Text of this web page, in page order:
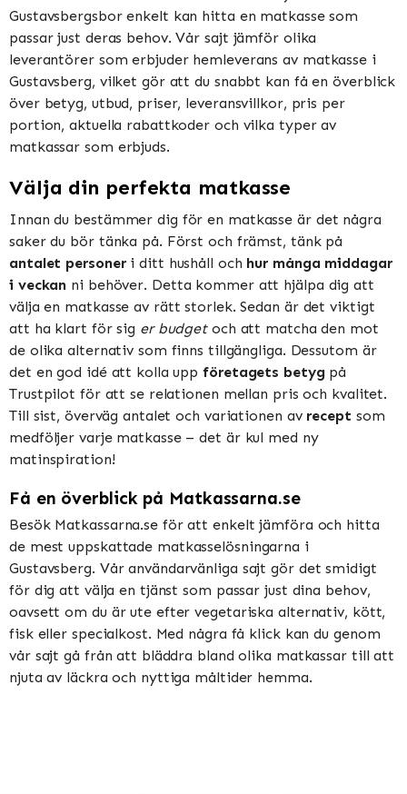
Gustavsbergsbor enkelt kan hitta en matkasse som
passar just deras behov. Vår sajt jämför olika
leverantörer som erbjuder hemleverans av matkasse i
Gustavsberg, vilket gör att du snabbt kan få en överblick
över betyg, utbud, priser, leveransvillkor, pris per
portion, aktuella rabattkoder och vilka typer av
matkassar som erbjuds.
Välja din perfekta matkasse
Innan du bestämmer dig för en matkasse är det några
saker du bör tänka på. Först och främst, tänk på
antalet personeri ditt hushåll och hur många middagar
i veckan ni behöver. Detta kommer att hjälpa dig att
välja en matkasse av rätt storlek. Sedan är det viktigt
att ha klart för sig er budgetoch att matcha den mot
de olika alternativ som finns tillgängliga. Dessutom är
det en god idé att kolla uppföretagets betygpå
Trustpilot för att se relationen mellan pris och kvalitet.
Till sist, överväg antalet och variationen av recept som
medföljer varje matkasse – det är kul med ny
matinspiration!
Få en överblick på Matkassarna.se
Besök Matkassarna.se för att enkelt jämföra och hitta
de mest uppskattade matkasselösningarna i
Gustavsberg. Vår användarvänliga sajt gör det smidigt
för dig att välja en tjänst som passar just dina behov,
oavsett om du är ute efter vegetariska alternativ, kött,
fisk eller specialkost. Med några få klick kan du genom
vår sajt gå från att bläddra bland olika matkassar till att
njuta av läckra och nyttiga måltider hemma.